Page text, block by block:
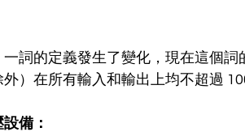
詞的定義發生了變化，現在這個詞
）在所有輸入和輸出上均不超過
備：